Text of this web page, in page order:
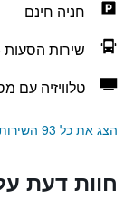
חניה חינם
שירות הסעות
טלוויזיה עם
הצג את כל 93 השירותים